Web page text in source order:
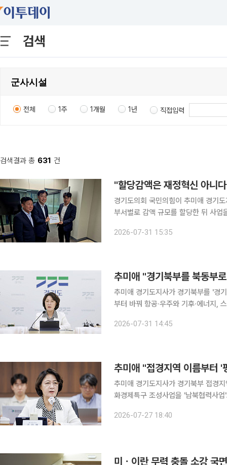
검색
전체 1주 1개월 1년 직접입력
검색결과 총 631 건
경기도의회 국민의힘이 추미애 경기
부서별로 감액 규모를 할당한 뒤 사업
과 박영선 의원은 이날 경기도의회
2026-07-31 15:35
추미애 "경기북부를 북동부
추미애 경기도지사가 경기북부를 '경
부터 바꿔 항공·우주와 기후·에너지,
형발전기획실·북부특별자치도추진단
2026-07-31 14:45
추미애 "접경지역 이름부터
추미애 경기도지사가 경기북부 접경
화경제특구 조성사업을 '남북협력사업'
석회의'에서 정동영 통일부 장관과 관
2026-07-27 18:40